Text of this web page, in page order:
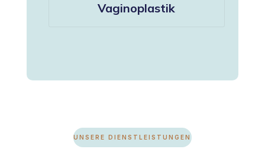
Vaginoplastik
UNSERE DIENSTLEISTUNGEN